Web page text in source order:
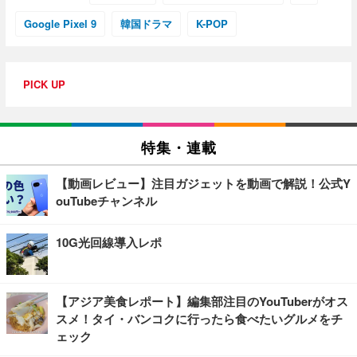
Google Pixel 9 韓国ドラマ K-POP
PICK UP
特集・連載
【動画レビュー】注目ガジェットを動画で解説！公式Y
ouTubeチャンネル
10G光回線導入レポ
【アジア美食レポート】編集部注目のYouTuberがオス
スメ！タイ・バンコクに行ったら食べたいグルメをチ
ェック